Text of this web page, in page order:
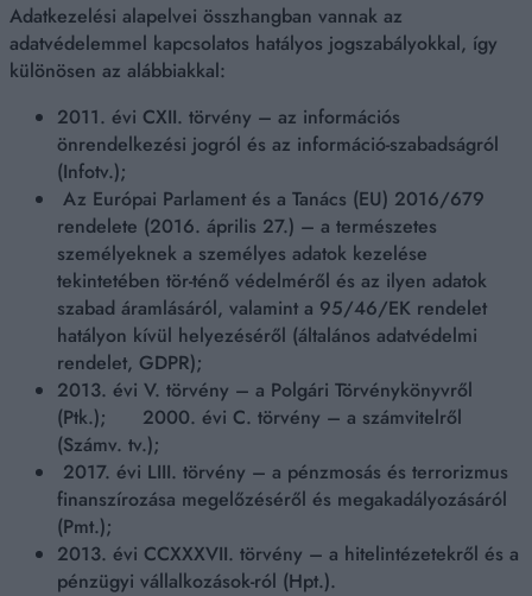
Adatkezelési alapelvei összhangban vannak az
adatvédelemmel kapcsolatos hatályos jogszabályokkal, így
különösen az alábbiakkal:
2011. évi CXII. törvény – az információs
önrendelkezési jogról és az információ-szabadságról
(Infotv.);
Az Európai Parlament és a Tanács (EU) 2016/679
rendelete (2016. április 27.) – a természetes
személyeknek a személyes adatok kezelése
tekintetében tör-ténő védelméről és az ilyen adatok
szabad áramlásáról, valamint a 95/46/EK rendelet
hatályon kívül helyezéséről (általános adatvédelmi
rendelet, GDPR);
2013. évi V. törvény – a Polgári Törvénykönyvről
(Ptk.); 2000. évi C. törvény – a számvitelről
(Számv. tv.);
2017. évi LIII. törvény – a pénzmosás és terrorizmus
finanszírozása megelőzéséről és megakadályozásáról
(Pmt.);
2013. évi CCXXXVII. törvény – a hitelintézetekről és a
pénzügyi vállalkozások-ról (Hpt.).